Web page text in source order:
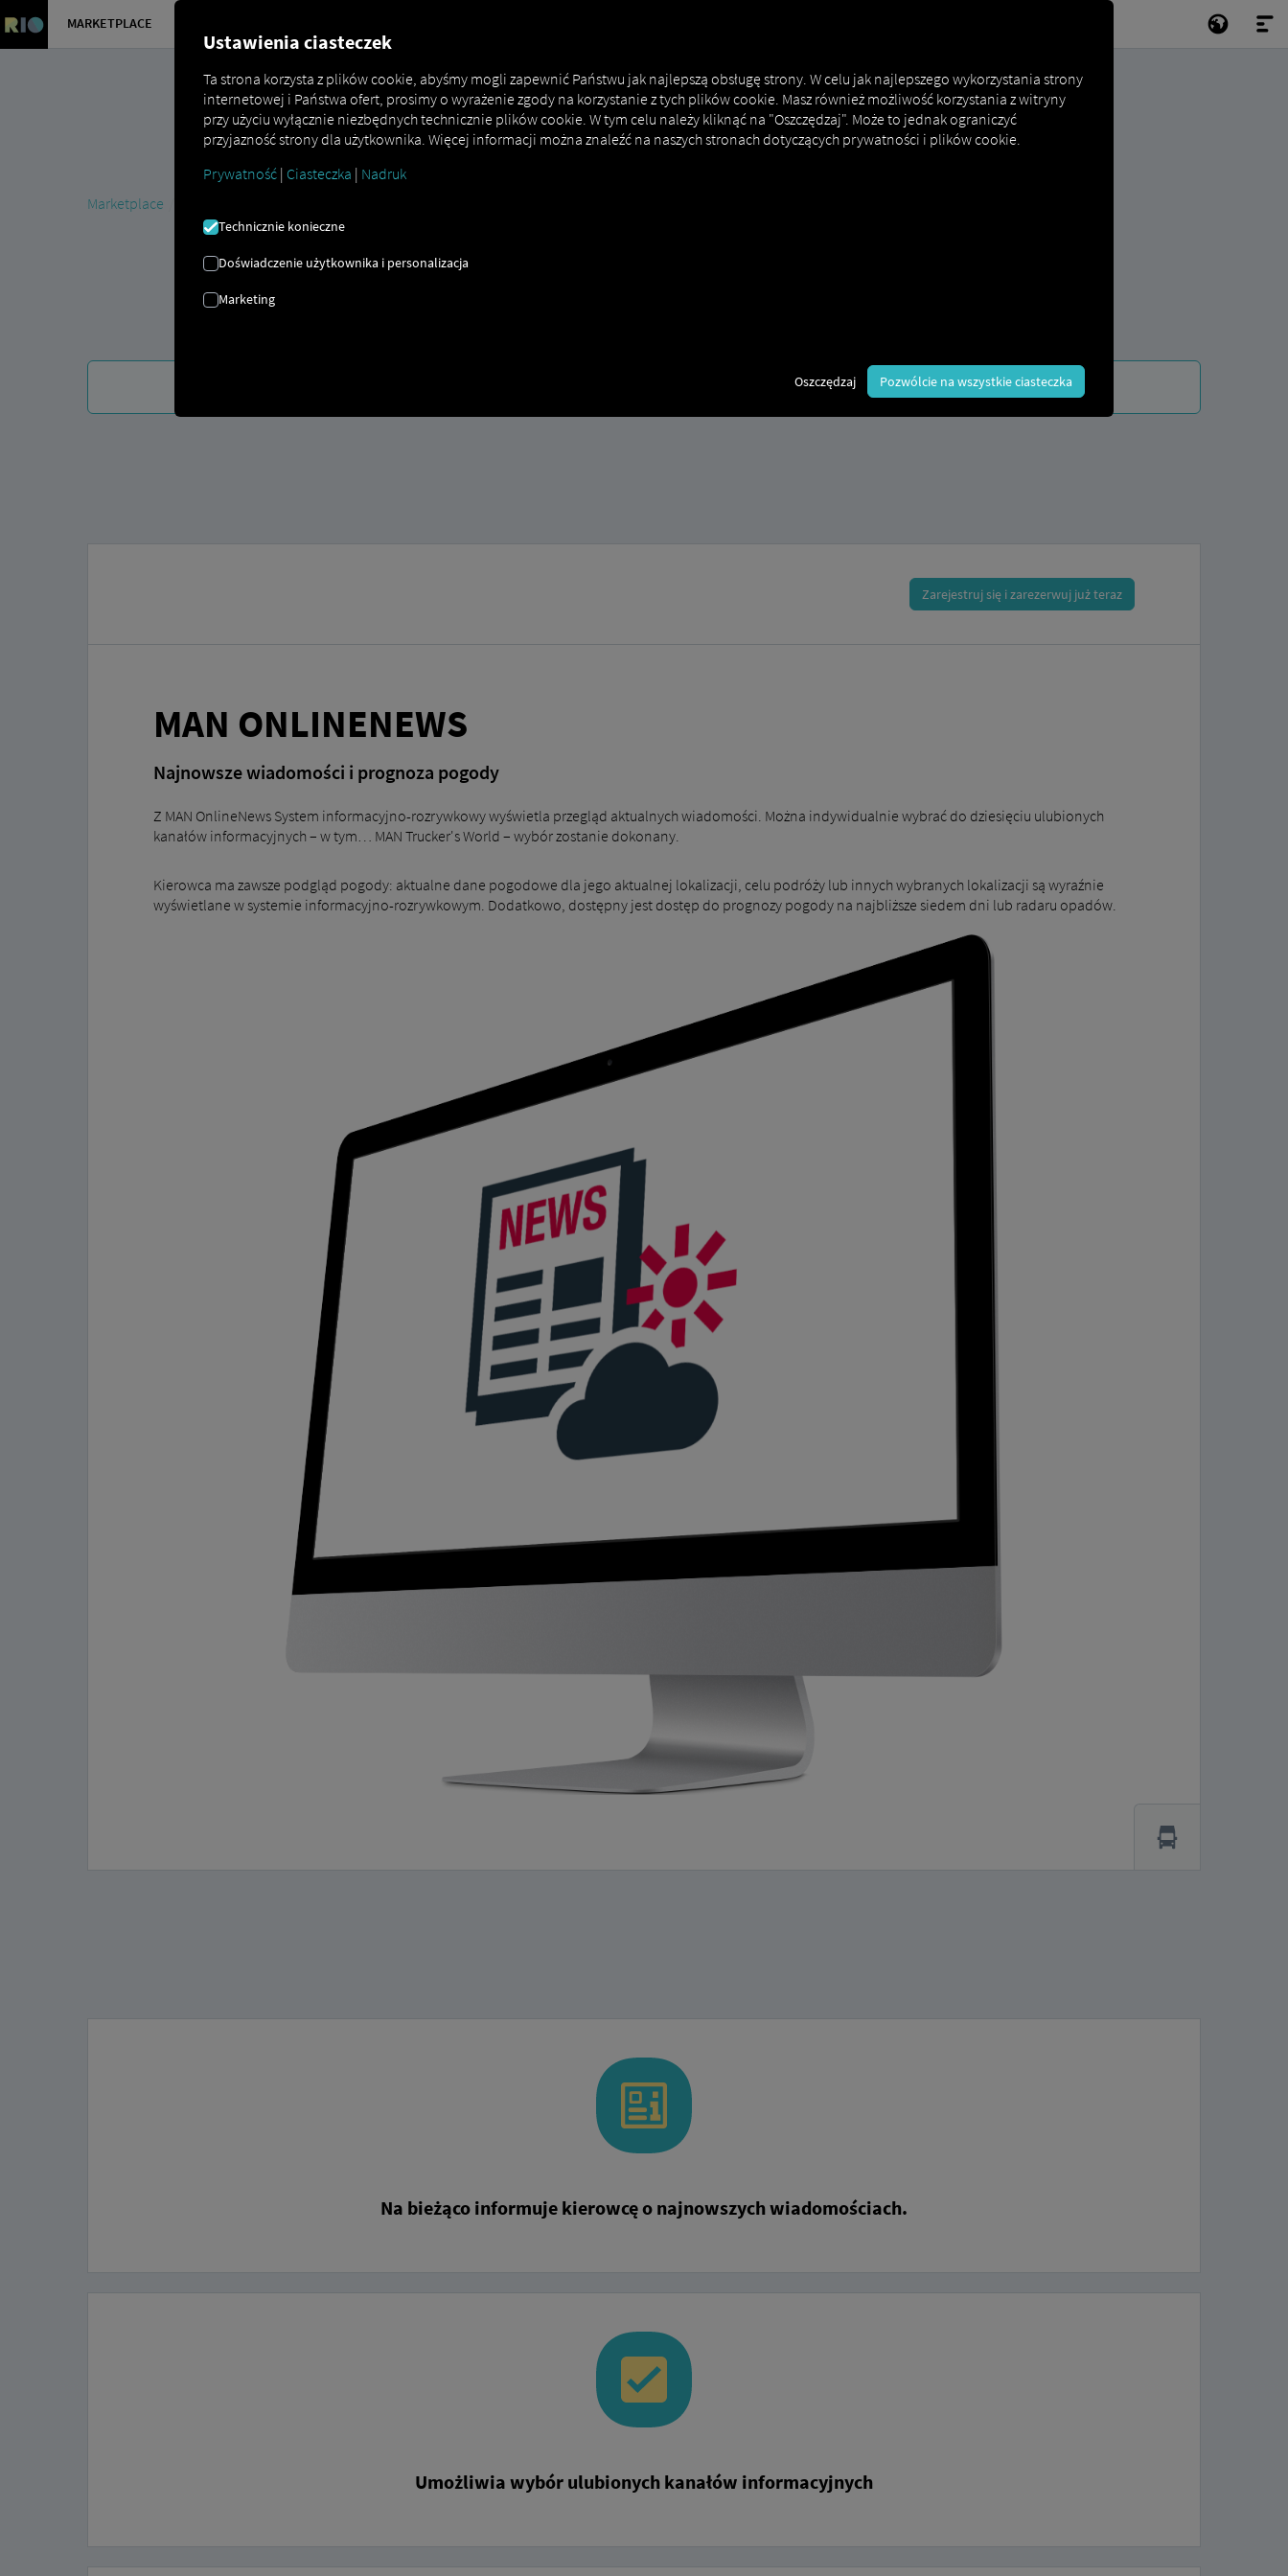
MARKETPLACE
Marketplace
Rezerwacja MAN OnlineNews To nic nie kosztuje.
Zarejestruj się i zarezerwuj już teraz
MAN ONLINENEWS
Najnowsze wiadomości i prognoza pogody
Z MAN OnlineNews System informacyjno-rozrywkowy wyświetla przegląd aktualnych wiadomości. Można indywidualnie wybrać do dziesięciu ulubionych
kanałów informacyjnych – w tym… MAN Trucker's World – wybór zostanie dokonany.
Kierowca ma zawsze podgląd pogody: aktualne dane pogodowe dla jego aktualnej lokalizacji, celu podróży lub innych wybranych lokalizacji są wyraźnie
wyświetlane w systemie informacyjno-rozrywkowym. Dodatkowo, dostępny jest dostęp do prognozy pogody na najbliższe siedem dni lub radaru opadów.
Na bieżąco informuje kierowcę o najnowszych wiadomościach.
Umożliwia wybór ulubionych kanałów informacyjnych
Ustawienia ciasteczek
Ta strona korzysta z plików cookie, abyśmy mogli zapewnić Państwu jak najlepszą obsługę strony. W celu jak najlepszego wykorzystania strony
internetowej i Państwa ofert, prosimy o wyrażenie zgody na korzystanie z tych plików cookie. Masz również możliwość korzystania z witryny
przy użyciu wyłącznie niezbędnych technicznie plików cookie. W tym celu należy kliknąć na "Oszczędzaj". Może to jednak ograniczyć
przyjazność strony dla użytkownika. Więcej informacji można znaleźć na naszych stronach dotyczących prywatności i plików cookie.
Prywatność | Ciasteczka | Nadruk
Technicznie konieczne
Doświadczenie użytkownika i personalizacja
Marketing
Oszczędzaj Pozwólcie na wszystkie ciasteczka